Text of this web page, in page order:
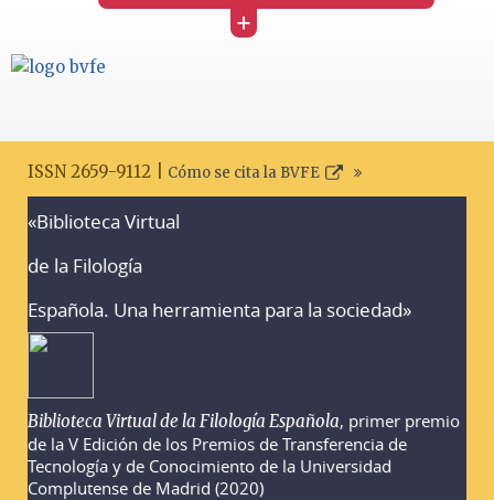
+
ISSN 2659-9112 | Cómo se cita la BVFE
«Biblioteca Virtual
de la Filología
Española. Una herramienta para la sociedad»
Biblioteca Virtual de la Filología Española, primer premio
de la V Edición de los Premios de Transferencia de
Tecnología y de Conocimiento de la Universidad
Complutense de Madrid (2020)